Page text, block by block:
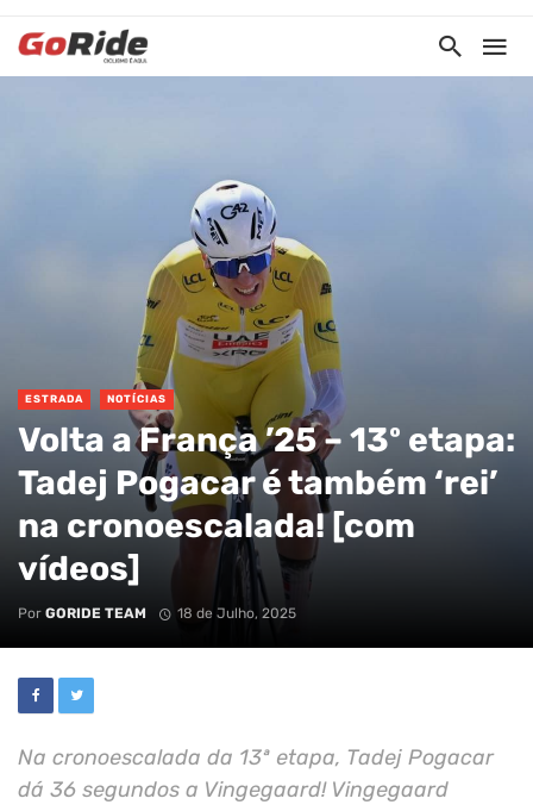
ESTRADA NOTÍCIAS
Volta a França ’25 – 13º etapa:
Tadej Pogacar é também ‘rei’
na cronoescalada! [com
vídeos]
Por GORIDE TEAM 18 de Julho, 2025
Na cronoescalada da 13ª etapa, Tadej Pogacar
dá 36 segundos a Vingegaard! Vingegaard